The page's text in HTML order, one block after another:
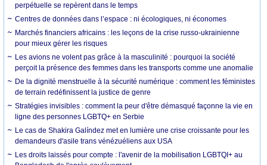
perpétuelle se repèrent dans le temps
Centres de données dans l’espace : ni écologiques, ni économes
Marchés financiers africains : les leçons de la crise russo-ukrainienne
pour mieux gérer les risques
Les avions ne volent pas grâce à la masculinité : pourquoi la société
perçoit la présence des femmes dans les transports comme une anomalie
De la dignité menstruelle à la sécurité numérique : comment les féministes
de terrain redéfinissent la justice de genre
Stratégies invisibles : comment la peur d'être démasqué façonne la vie en
ligne des personnes LGBTQ+ en Serbie
Le cas de Shakira Galíndez met en lumière une crise croissante pour les
demandeurs d'asile trans vénézuéliens aux USA
Les droits laissés pour compte : l'avenir de la mobilisation LGBTQI+ au